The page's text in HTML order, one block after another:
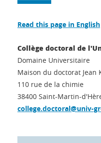
Read this page in English
Collège doctoral de
Domaine Universitaire
Maison du doctorat Jean
110 rue de la chimie
38400 Saint-Martin-
college.doctoral@univ-